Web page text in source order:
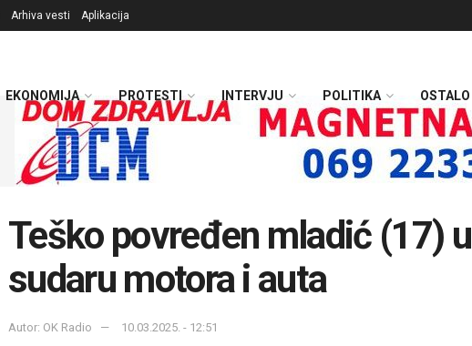
Arhiva vesti Aplikacija
EKONOMIJA PROTESTI INTERVJU POLITIKA OSTALO
Teško povređen mladić (17) u
sudaru motora i auta
Autor: OK Radio 10.03.2025. - 12:51